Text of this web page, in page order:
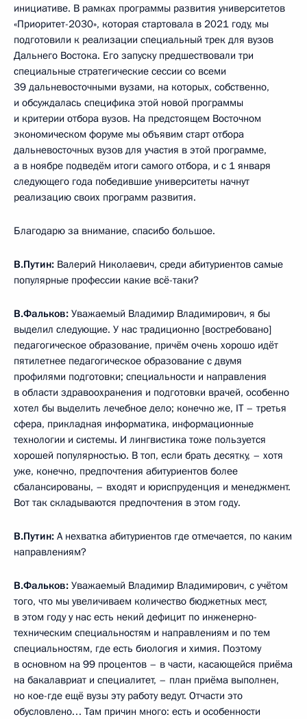
инициативе. В рамках программы развития университетов
«Приоритет-2030», которая стартовала в 2021 году, мы
подготовили к реализации специальный трек для вузов
Дальнего Востока. Его запуску предшествовали три
специальные стратегические сессии со всеми
39 дальневосточными вузами, на которых, собственно,
и обсуждалась специфика этой новой программы
и критерии отбора вузов. На предстоящем Восточном
экономическом форуме мы объявим старт отбора
дальневосточных вузов для участия в этой программе,
а в ноябре подведём итоги самого отбора, и с 1 января
следующего года победившие университеты начнут
реализацию своих программ развития.
Благодарю за внимание, спасибо большое.
В.Путин: Валерий Николаевич, среди абитуриентов самые
популярные профессии какие всё-таки?
В.Фальков: Уважаемый Владимир Владимирович, я бы
выделил следующие. У нас традиционно [востребовано]
педагогическое образование, причём очень хорошо идёт
пятилетнее педагогическое образование с двумя
профилями подготовки; специальности и направления
в области здравоохранения и подготовки врачей, особенно
хотел бы выделить лечебное дело; конечно же, IT – третья
сфера, прикладная информатика, информационные
технологии и системы. И лингвистика тоже пользуется
хорошей популярностью. В топ, если брать десятку, – хотя
уже, конечно, предпочтения абитуриентов более
сбалансированы, – входят и юриспруденция и менеджмент.
Вот так складываются предпочтения в этом году.
В.Путин: А нехватка абитуриентов где отмечается, по каким
направлениям?
В.Фальков: Уважаемый Владимир Владимирович, с учётом
того, что мы увеличиваем количество бюджетных мест,
в этом году у нас есть некий дефицит по инженерно-
техническим специальностям и направлениям и по тем
специальностям, где есть биология и химия. Поэтому
в основном на 99 процентов – в части, касающейся приёма
на бакалавриат и специалитет, – план приёма выполнен,
но кое-где ещё вузы эту работу ведут. Отчасти это
обусловлено… Там причин много: есть и особенности